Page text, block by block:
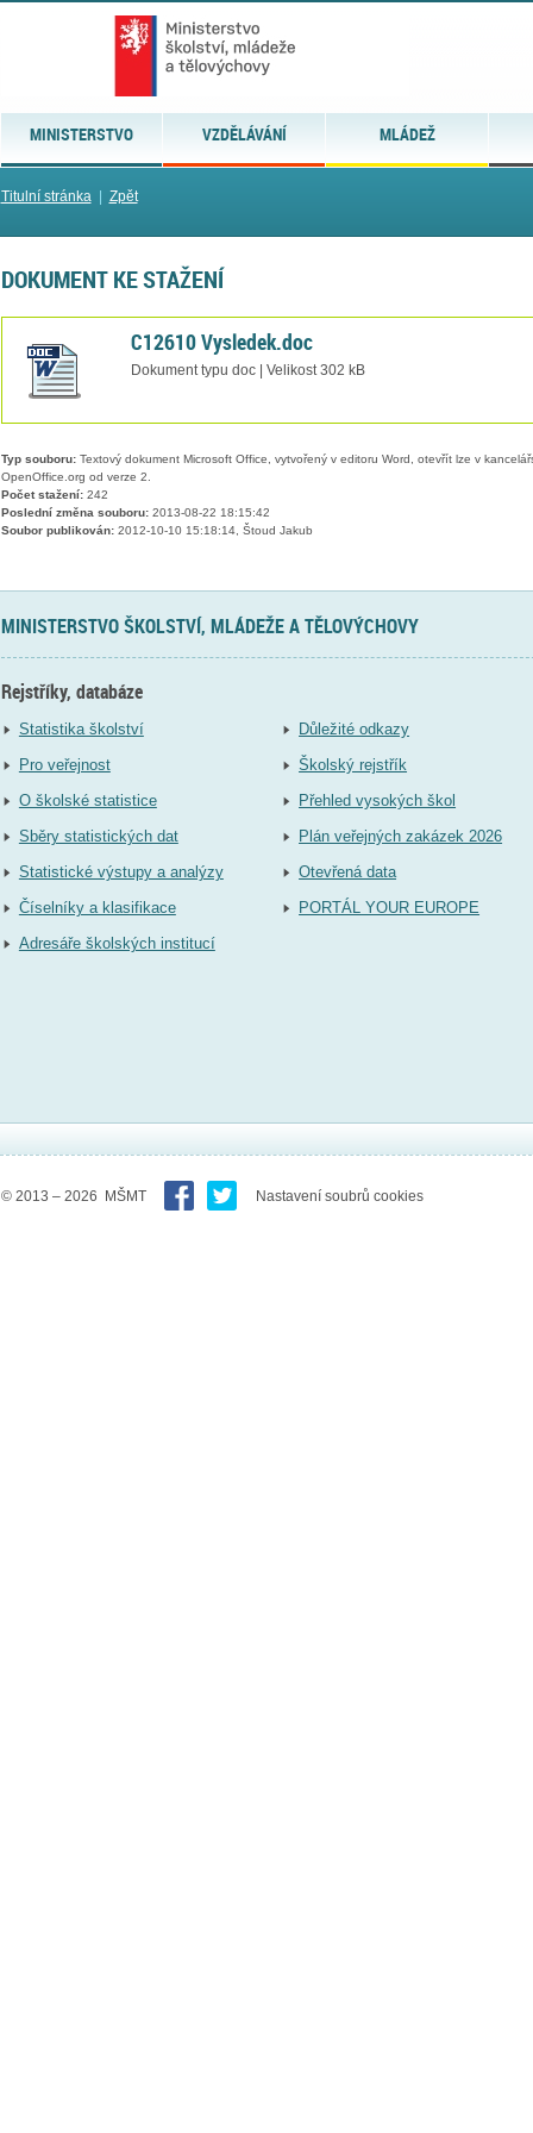
MINISTERSTVO VZDĚLÁVÁNÍ MLÁDEŽ
Titulní stránka| Zpět
DOKUMENT KE STAŽENÍ
C12610 Vysledek.doc
Dokument typu doc | Velikost 302 kB
Typ souboru:Textový dokument Microsoft Office, vytvořený v editoru Word, otevřít lze v
OpenOffice.org od verze 2.
Počet stažení:242
Poslední změna souboru:2013-08-22 18:15:42
Soubor publikován:2012-10-10 15:18:14, Štoud Jakub
MINISTERSTVO ŠKOLSTVÍ, MLÁDEŽE A TĚLOVÝCHOVY
Rejstříky, databáze
Statistika školství
Pro veřejnost
O školské statistice
Sběry statistických dat
Statistické výstupy a analýzy
Číselníky a klasifikace
Adresáře školských institucí
Důležité odkazy
Školský rejstřík
Přehled vysokých škol
Plán veřejných zakázek 2026
Otevřená data
PORTÁL YOUR EUROPE
© 2013 – 2026 MŠMT Nastavení soubrů cookies